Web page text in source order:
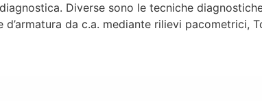
Diverse sono le tecniche
da c.a. mediante rilievi pacometrici,